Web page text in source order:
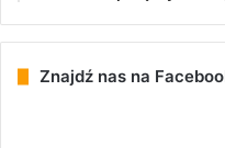
Znajdź nas na